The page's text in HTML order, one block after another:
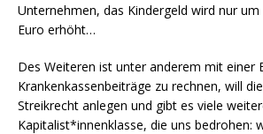
Unternehmen, das Kindergeld wird nur
Euro erhöht…
Des Weiteren ist unter anderem mit einer
Krankenkassenbeiträge zu rechnen, will
Streikrecht anlegen und gibt es viele
Kapitalist*innenklasse, die uns bedrohen: